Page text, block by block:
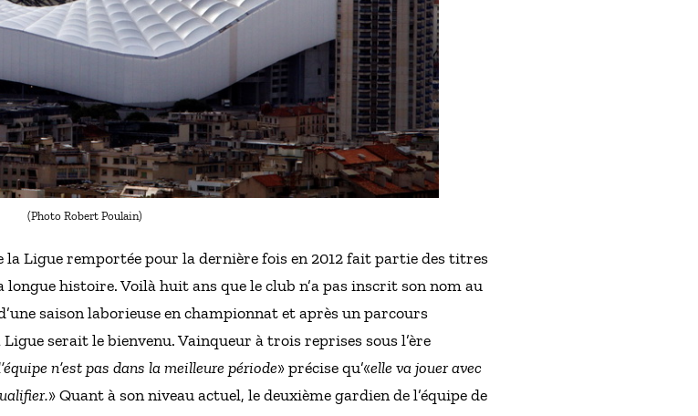
(Photo Robert Poulain)
Ligue remportée pour la dernière fois en 2012 fait partie des titres
histoire. Voilà huit ans que le club n’a pas inscrit son nom au
saison laborieuse en championnat et après un parcours
serait le bienvenu. Vainqueur à trois reprises sous l’ère
n’est pas dans la meilleure période» précise qu’«elle va jouer avec
» Quant à son niveau actuel, le deuxième gardien de l’équipe de